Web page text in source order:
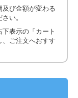
及び金額が変わる
い。
表示の「カート
、ご注文へおすす